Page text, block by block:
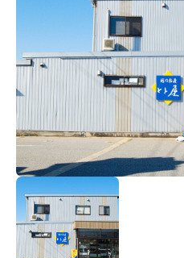
レンタサイクル
宿場町を歩こう！なめり
かわ宿場回廊
お知らせ
なめりかワット？
滑川ってどんなところ？